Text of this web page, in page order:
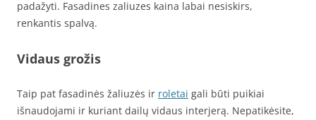
padažyti. Fasadines zaliuzes kaina labai nesiskirs,
renkantis spalvą.
Vidaus grožis
Taip pat fasadinės žaliuzės ir roletai gali būti puikiai
išnaudojami ir kuriant dailų vidaus interjerą. Nepatikėsite,